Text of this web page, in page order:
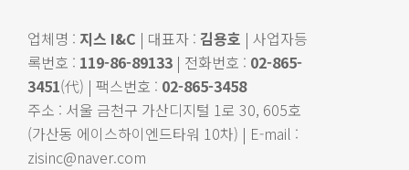
업체명 : 지스 I&C | 대표자 : 김용호 | 사업자등
록번호 : 119-86-89133 | 전화번호 : 02-865-
3451(代) | 팩스번호 : 02-865-3458
주소 : 서울 금천구 가산디지털 1로 30, 605호
(가산동 에이스하이엔드타워 10차) | E-mail :
zisinc@naver.com